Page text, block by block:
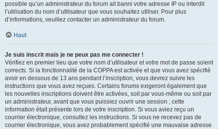
possible qu’un administrateur du forum ait banni votre adresse IP ou interdit
l’utilisation du nom d’utilisateur que vous souhaitez utiliser. Pour plus
d’informations, veuillez contacter un administrateur du forum.
Haut
Je suis inscrit mais je ne peux pas me connecter !
Vérifiez en premier lieu que votre nom d’utilisateur et votre mot de passe soient
corrects. Si la fonctionnalité de la COPPA est activée et que vous avez spécifié
avoir en dessous de 13 ans pendant l’inscription, vous devrez suivre les
instructions que vous avez reçues. Certains forums exigeront également que
les nouvelles inscriptions doivent être activées, soit par vous-même ou soit par
un administrateur, avant que vous puissiez ouvrir une session ; cette
information était présente lors de votre inscription. Si vous aviez reçu un
courrier électronique, consultez les instructions. Si vous ne recevez pas de
courrier électronique, vous avez probablement spécifié une mauvaise adresse